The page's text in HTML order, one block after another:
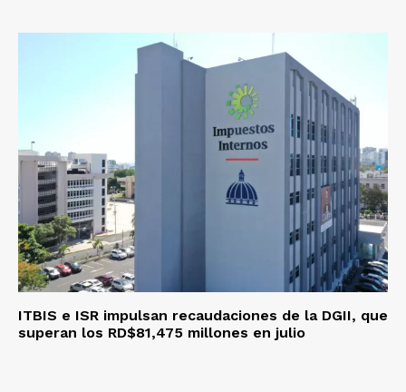
ITBIS e ISR impulsan recaudaciones de la DGII, que
superan los RD$81,475 millones en julio